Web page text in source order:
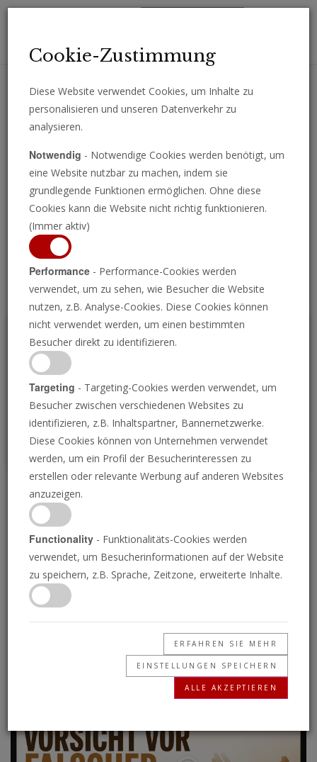
Erhalten Sie wichtige Analysen, Kommentare und Nachrichten
Programm ansehen
P
Nachrichtenüberblick 7.
Juni 2024
07.06.2024 • 3 Minuten
Die Posaune liefert die Nachrichten von
morgen, heute! Verstehen Sie Ihre Welt.
Frühere Programme
Cookie-Zustimmung
Diese Website verwendet Cookies, um Inhalte zu
personalisieren und unseren Datenverkehr zu
analysieren.
Notwendig - Notwendige Cookies werden benötigt, um
eine Website nutzbar zu machen, indem sie
grundlegende Funktionen ermöglichen. Ohne diese
Cookies kann die Website nicht richtig funktionieren.
(Immer aktiv)
Performance - Performance-Cookies werden
verwendet, um zu sehen, wie Besucher die Website
nutzen, z.B. Analyse-Cookies. Diese Cookies können
nicht verwendet werden, um einen bestimmten
Besucher direkt zu identifizieren.
Targeting - Targeting-Cookies werden verwendet, um
Besucher zwischen verschiedenen Websites zu
identifizieren, z.B. Inhaltspartner, Bannernetzwerke.
Diese Cookies können von Unternehmen verwendet
werden, um ein Profil der Besucherinteressen zu
erstellen oder relevante Werbung auf anderen Websites
anzuzeigen.
Functionality - Funktionalitäts-Cookies werden
verwendet, um Besucherinformationen auf der Website
zu speichern, z.B. Sprache, Zeitzone, erweiterte Inhalte.
ERFAHREN SIE MEHR
EINSTELLUNGEN SPEICHERN
ALLE AKZEPTIEREN